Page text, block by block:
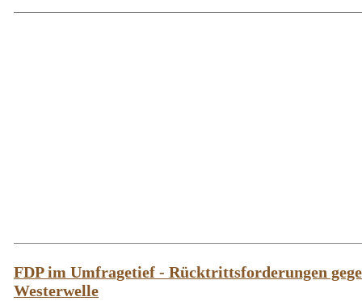
FDP im Umfragetief - Rücktrittsforderungen
Westerwelle